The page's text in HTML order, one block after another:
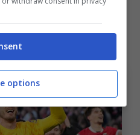
Koopmeiners
options